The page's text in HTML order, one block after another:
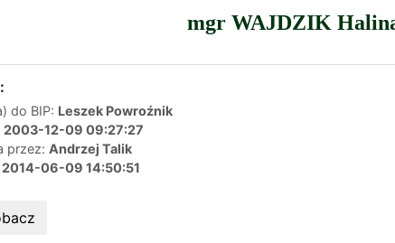
mgr WAJDZIK
do BIP: Leszek Powroźnik
2003-12-09 09:27:27
przez: Andrzej Talik
2014-06-09 14:50:51